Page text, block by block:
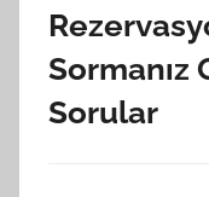
Sormanız
Sorular